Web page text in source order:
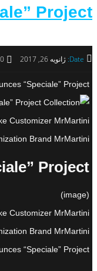
Project
Date: ژانویه 26, 2017 0
“Speciale” Project
Customizer MrMartini
Brand MrMartini…
Project
(image)
Customizer MrMartini
Brand MrMartini…
“Speciale” Project